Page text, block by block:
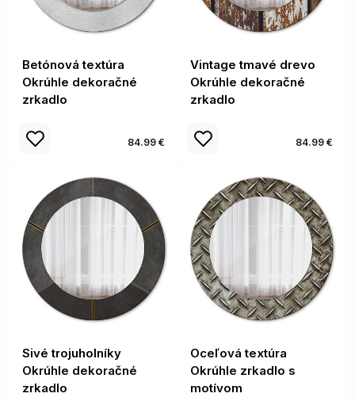
Betónová textúra
Okrúhle dekoračné
zrkadlo
84.99 €
Vintage tmavé drevo
Okrúhle dekoračné
zrkadlo
84.99 €
Sivé trojuholníky
Okrúhle dekoračné
zrkadlo
Oceľová textúra
Okrúhle zrkadlo s
motívom